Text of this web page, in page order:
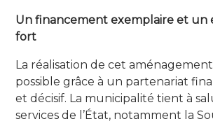
Un financement exemplaire et un
fort
La réalisation de cet
possible grâce à un partenariat
et décisif. La municipalité tient à
services de l’État, notamment la